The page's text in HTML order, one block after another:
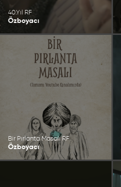
40.Yıl RF
Özboyacı
Bir Pırlanta Masalı RF
Özboyacı